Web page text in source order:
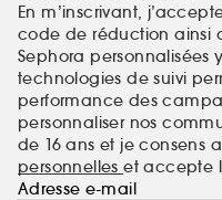
En m’inscrivant,
code de réduction ainsi
Sephora personnalisées
technologies de suivi
performance des
personnaliser nos
de 16 ans et je consens
personnelleset accepte
Adresse e-mail